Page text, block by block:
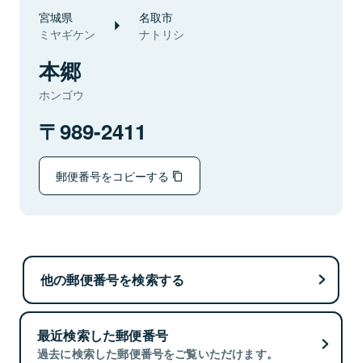
宮城県
ミヤギケン
名取市
ナトリシ
本郷
ホンゴウ
989-2411
郵便番号をコピーする
他の郵便番号を検索する
最近検索した郵便番号
過去に検索した郵便番号をご覧いただけます。